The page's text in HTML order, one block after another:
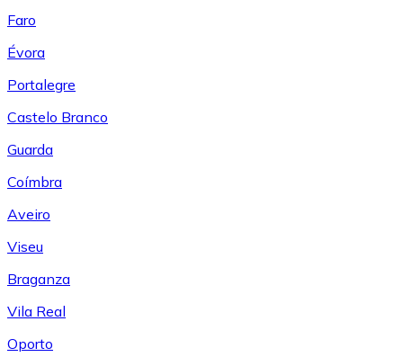
Faro
Évora
Portalegre
Castelo Branco
Guarda
Coímbra
Aveiro
Viseu
Braganza
Vila Real
Oporto